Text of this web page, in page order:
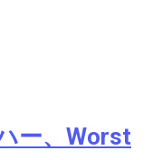
ー、Worst